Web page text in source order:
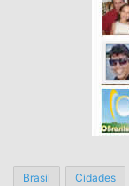
Brasil Cidades